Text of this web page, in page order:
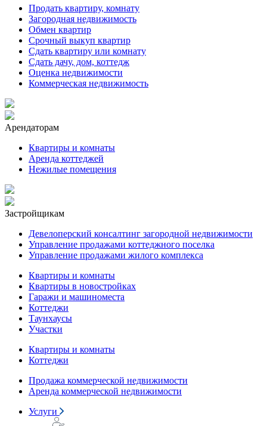
Продать квартиру, комнату
Загородная недвижимость
Обмен квартир
Срочный выкуп квартир
Сдать квартиру или комнату
Сдать дачу, дом, коттедж
Оценка недвижимости
Коммерческая недвижимость
Арендаторам
Квартиры и комнаты
Аренда коттеджей
Нежилые помещения
Застройщикам
Девелоперский консалтинг загородной недвижимости
Управление продажами коттеджного поселка
Управление продажами жилого комплекса
Квартиры и комнаты
Квартиры в новостройках
Гаражи и машиноместа
Коттеджи
Таунхаусы
Участки
Квартиры и комнаты
Коттеджи
Продажа коммерческой недвижимости
Аренда коммерческой недвижимости
Услуги